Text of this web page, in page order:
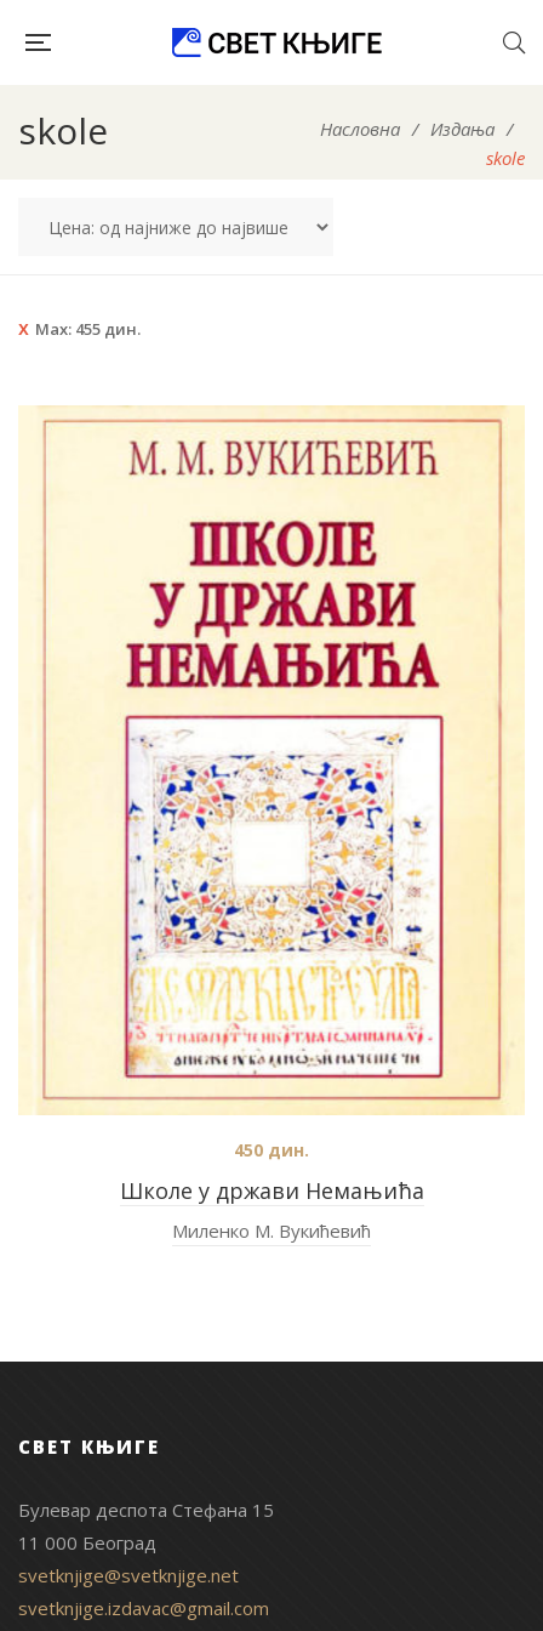
skole Насловна / Издања /
skole
Max: 455 дин.
Школе у држави Немањића
450 дин.
Миленко М. Вукићевић
СВЕТ КЊИГЕ
Булевар деспота Стефана 15
11 000 Београд
svetknjige@svetknjige.net
svetknjige.izdavac@gmail.com